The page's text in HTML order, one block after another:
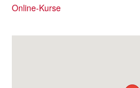
Online-Kurse